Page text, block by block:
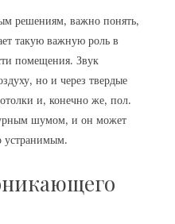
решениям‚ важно понять‚
такую важную роль в
помещения. Звук
но и через твердые
и‚ конечно же‚ пол.
шумом‚ и он может
устранимым.